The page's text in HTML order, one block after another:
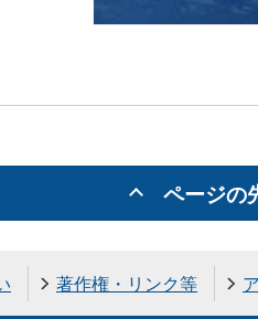
ページの
著作権・リンク等